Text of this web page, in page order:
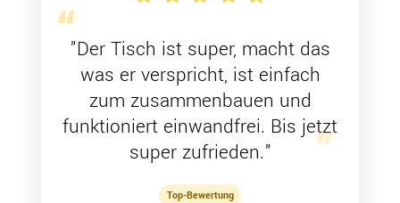
"Der Tisch ist super, macht das
was er verspricht, ist einfach
zum zusammenbauen und
funktioniert einwandfrei. Bis jetzt
super zufrieden."
Top-Bewertung